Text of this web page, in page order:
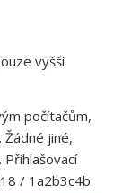
vyšší
počítačům,
jiné,
/ 1a2b3c4b.